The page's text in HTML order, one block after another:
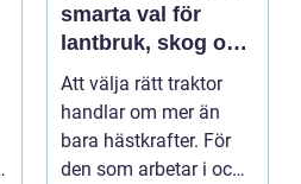
smarta val för
lantbruk, skog och
gårdsarbete
Att välja rätt traktor
handlar om mer än
bara hästkrafter. För
den som arbetar i och